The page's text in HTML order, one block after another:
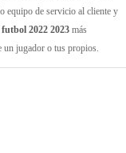
equipo de servicio al cliente y
futbol 2022 2023 más
un jugador o tus propios.
en toda la web. Tenemos
diferente.